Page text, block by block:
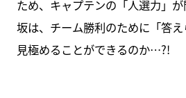
ため、キャプテンの「人選力」
坂は、チーム勝利のために「答
見極めることができるのか…?!